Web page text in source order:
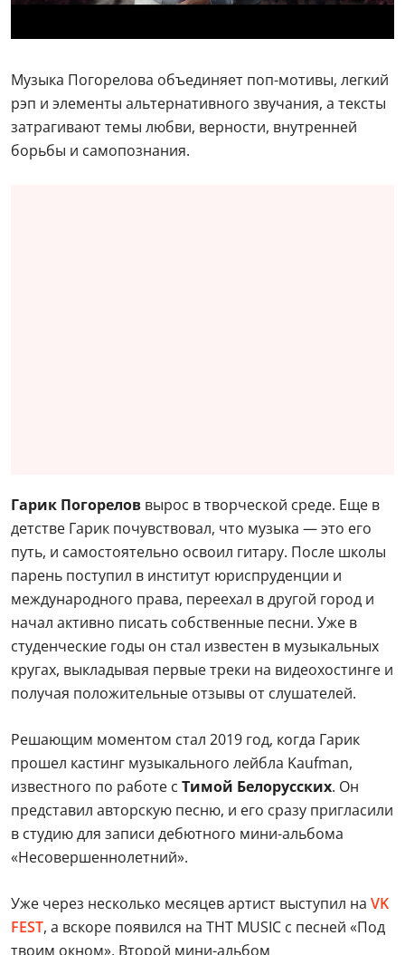
Музыка Погорелова объединяет поп-мотивы, легкий
рэп и элементы альтернативного звучания, а тексты
затрагивают темы любви, верности, внутренней
борьбы и самопознания.
Гарик Погорелов вырос в творческой среде. Еще в
детстве Гарик почувствовал, что музыка — это его
путь, и самостоятельно освоил гитару. После школы
парень поступил в институт юриспруденции и
международного права, переехал в другой город и
начал активно писать собственные песни. Уже в
студенческие годы он стал известен в музыкальных
кругах, выкладывая первые треки на видеохостинге и
получая положительные отзывы от слушателей.
Решающим моментом стал 2019 год, когда Гарик
прошел кастинг музыкального лейбла Kaufman,
известного по работе с Тимой Белорусских. Он
представил авторскую песню, и его сразу пригласили
в студию для записи дебютного мини-альбома
«Несовершеннолетний».
Уже через несколько месяцев артист выступил на VK
FEST, а вскоре появился на ТНТ MUSIC с песней «Под
твоим окном». Второй мини-альбом